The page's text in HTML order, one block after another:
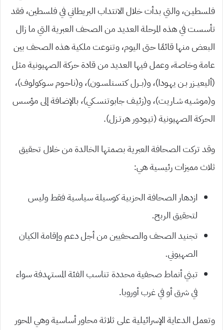
فلسطيـن، والتي بدأت خلال الانتداب البريطاني في فلسطين، فقد
تأسست في هذه المرحلة العديد من الصحف العبرية التي ما زال
البعض منها قائمًا حتى اليوم، وتنوعت ملكية هذه الصحف بين
عامة وخاصة، وعمل فيها العديد من قادة حركة الصهيونية مثل
(أليعيــزر بـن يهـودا)، و(بــرل كتسنلسـون)، و(ناحـوم سـوكولوف)،
و(موشـيه شـاريت)، و(زئيـف جابوتنسـكي)، بالإضافة إلى مؤسس
الحركة الصهيونية (تيـودور هرتـزل).
وقد تركت الصحافة العبرية بصمتها الخالدة من خلال تحقيق
ثلاث مميزات رئيسية هي:
ازدهار الصحافة الحزبية كوسيلة سياسية فقط وليس
لتحقيق الربح.
تجنيد الصحف والصحفيين من أجل دعم وإقامة الكيان
الصهيوني.
تبني أنماط صحفية محددة تناسب الفئة المستهدفة سواء
في شرق أو في غرب أوروبا.
وتعمل الدعاية الإسرائيلية على ثلاثة محاور أساسية وهي المحور